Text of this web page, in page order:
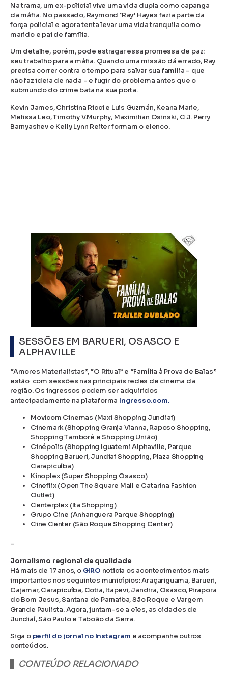
Na trama, um ex-policial vive uma vida dupla como capanga
da máfia. No passado, Raymond ‘Ray’ Hayes fazia parte da
força policial e agora tenta levar uma vida tranquila como
marido e pai de família.
Um detalhe, porém, pode estragar essa promessa de paz:
seu trabalho para a máfia. Quando uma missão dá errado, Ray
precisa correr contra o tempo para salvar sua família – que
não faz ideia de nada – e fugir do problema antes que o
submundo do crime bata na sua porta.
Kevin James, Christina Ricci e Luis Guzmán, Keana Marie,
Melissa Leo, Timothy V.Murphy, Maximilian Osinski, C.J. Perry
Barnyashev e Kelly Lynn Reiter formam o elenco.
SESSÕES EM BARUERI, OSASCO E
ALPHAVILLE
“Amores Materialistas”, “O Ritual” e “Família à Prova de Balas”
estão com sessões nas principais redes de cinema da
região. Os ingressos podem ser adquiridos
antecipadamente na plataforma Ingresso.com.
Movicom Cinemas (Maxi Shopping Jundiaí)
Cinemark (Shopping Granja Vianna, Raposo Shopping,
Shopping Tamboré e Shopping União)
Cinépolis (Shopping Iguatemi Alphaville, Parque
Shopping Barueri, Jundiaí Shopping, Plaza Shopping
Carapicuíba)
Kinoplex (Super Shopping Osasco)
Cineflix (Open The Square Mall e Catarina Fashion
Outlet)
Centerplex (Ita Shopping)
Grupo Cine (Anhanguera Parque Shopping)
Cine Center (São Roque Shopping Center)
–
Jornalismo regional de qualidade
Há mais de 17 anos, o GIRO noticia os acontecimentos mais
importantes nos seguintes municípios: Araçariguama, Barueri,
Cajamar, Carapicuíba, Cotia, Itapevi, Jandira, Osasco, Pirapora
do Bom Jesus, Santana de Parnaíba, São Roque e Vargem
Grande Paulista. Agora, juntam-se a eles, as cidades de
Jundiaí, São Paulo e Taboão da Serra.
Siga o perfil do jornal no Instagram e acompanhe outros
conteúdos.
CONTEÚDO RELACIONADO